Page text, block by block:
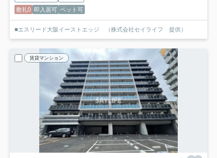
敷礼0 即入居可 ペット可
■エスリード大阪イーストエッジ （株式会社セイライフ 提供）
賃貸マンション